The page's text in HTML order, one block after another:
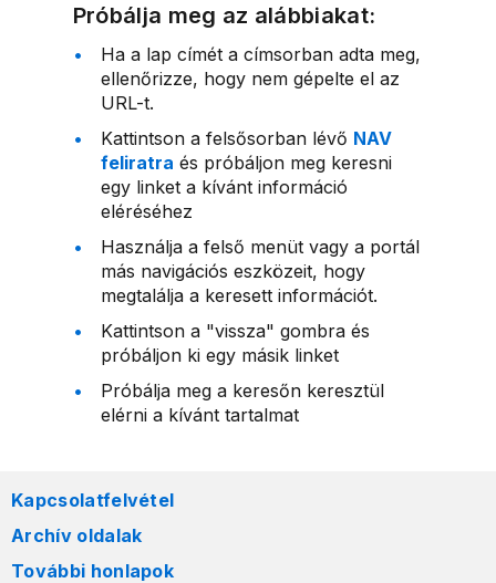
Próbálja meg az alábbiakat:
Ha a lap címét a címsorban adta meg,
ellenőrizze, hogy nem gépelte el az
URL-t.
Kattintson a felsősorban lévő NAV
feliratra és próbáljon meg keresni
egy linket a kívánt információ
eléréséhez
Használja a felső menüt vagy a portál
más navigációs eszközeit, hogy
megtalálja a keresett információt.
Kattintson a "vissza" gombra és
próbáljon ki egy másik linket
Próbálja meg a keresőn keresztül
elérni a kívánt tartalmat
Kapcsolatfelvétel
Archív oldalak
További honlapok